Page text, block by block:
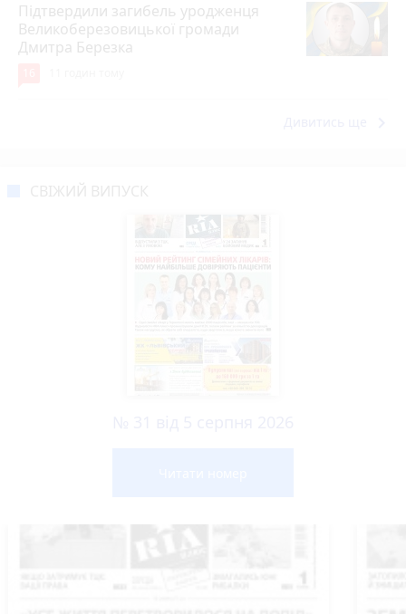
Підтвердили загибель уродженця
Великоберезовицької громади
Дмитра Березка